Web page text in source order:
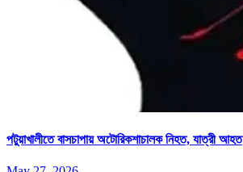
পটুয়াখালীতে বাসচাপায় অটোরিকশাচালক নিহত, যাত্রী আহত